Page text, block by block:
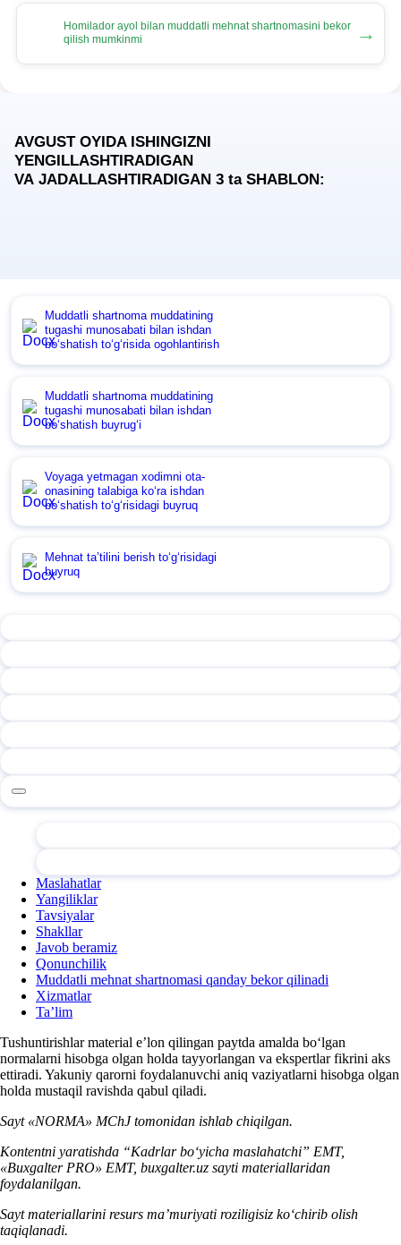
Homilador ayol bilan muddatli mehnat shartnomasini bekor
qilish mumkinmi
→
AVGUST OYIDA ISHINGIZNI
YENGILLASHTIRADIGAN
VA JADALLASHTIRADIGAN 3 taSHABLON:
Muddatli shartnoma muddatining
tugashi munosabati bilan ishdan
boʻshatish toʻgʻrisida ogohlantirish
Muddatli shartnoma muddatining
tugashi munosabati bilan ishdan
boʻshatish buyrugʻi
Voyaga yetmagan хodimni ota-
onasining talabiga koʻra ishdan
boʻshatish toʻgʻrisidagi buyruq
Mehnat ta’tilini berish toʻgʻrisidagi
buyruq
Maslahatlar
Yangiliklar
Tavsiyalar
Shakllar
Javob beramiz
Qonunchilik
Muddatli mehnat shartnomasi qanday bekor qilinadi
Xizmatlar
Ta’lim
Tushuntirishlar material e’lon qilingan paytda amalda boʻlgan
normalarni hisobga olgan holda tayyorlangan va ekspertlar fikrini aks
ettiradi. Yakuniy qarorni foydalanuvchi aniq vaziyatlarni hisobga olgan
holda mustaqil ravishda qabul qiladi.
Sayt «NORMA» MChJ tomonidan ishlab chiqilgan.
Kontentni yaratishda “Kadrlar boʻyicha maslahatchi” EMT,
«Buxgalter PRO» EMT, buxgalter.uz sayti materiallaridan
foydalanilgan.
Sayt materiallarini resurs ma’muriyati roziligisiz koʻchirib olish
taqiqlanadi.